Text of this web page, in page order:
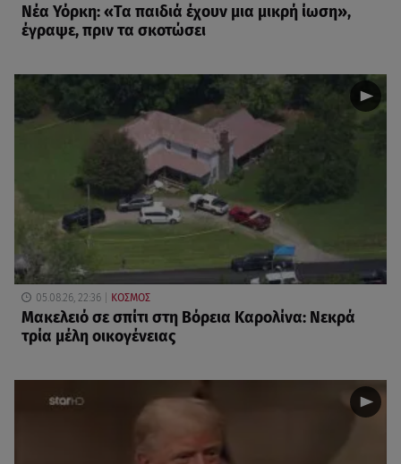
Νέα Υόρκη: «Τα παιδιά έχουν μια μικρή ίωση»,
έγραψε, πριν τα σκοτώσει
05.08.26, 22:36 ΚΟΣΜΟΣ
Μακελειό σε σπίτι στη Βόρεια Καρολίνα: Νεκρά
τρία μέλη οικογένειας